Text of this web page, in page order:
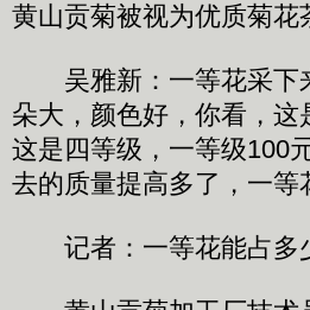
黄山贡菊被视为优质菊花
吴雅新：一等花采下
朵大，颜色好，你看，
这是四等级，一等级100
去的质量提高多了，一等
记者：一等花能占多